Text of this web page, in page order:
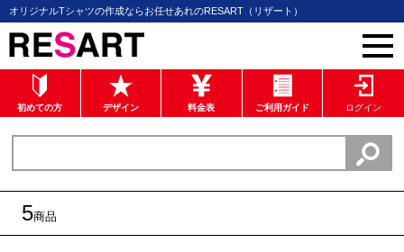
オリジナルTシャツの作成ならお任せあれのRESART（リザート）
初めての方 デザイン 料金表 ご利用ガイド ログイン
5商品